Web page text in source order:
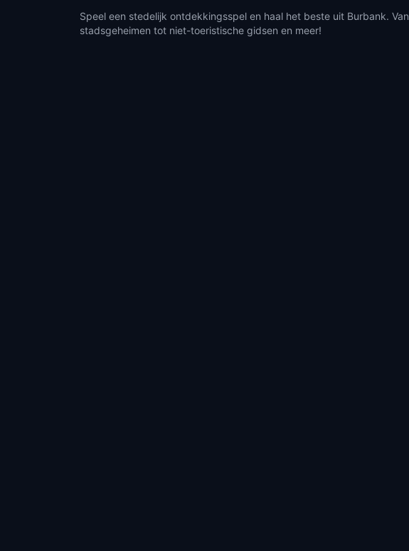
Speel een stedelijk ontdekkingsspel en haal het beste uit Burbank. Van
stadsgeheimen tot niet-toeristische gidsen en meer!